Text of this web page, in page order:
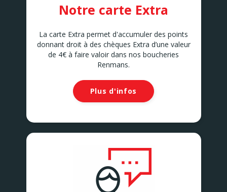
Notre carte Extra
La carte Extra permet d'accumuler des points
donnant droit à des chèques Extra d’une valeur
de 4€ à faire valoir dans nos boucheries
Renmans.
Plus d'infos